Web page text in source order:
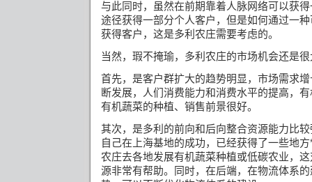
与此同时，虽然在前期靠着人脉网络可以获
途径获得一部分个人客户，但是如何通过一
获得客户，这是多利农庄需要考虑的。
当然，瑕不掩瑜，多利农庄的市场机会还是
首先，是客户群扩大的趋势明显，市场需求
断发展，人们消费能力和消费水平的提高，
有机蔬菜的种植、销售前景很好。
其次，是多利的前向和后向整合资源能力比
自己在上海基地的成功，已经获得了一些地
农庄去各地发展有机蔬菜种植或低碳农业，
源非常有帮助。同时，在后端，在物流体系